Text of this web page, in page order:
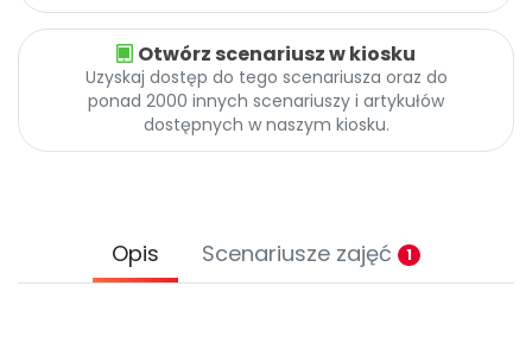
Otwórz scenariusz w kiosku
Uzyskaj dostęp do tego scenariusza oraz do
ponad 2000 innych scenariuszy i artykułów
dostępnych w naszym kiosku.
Opis Scenariusze zajęć 1